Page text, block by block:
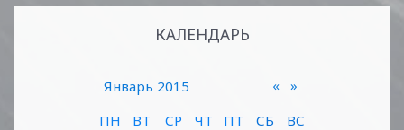
КАЛЕНДАРЬ
«
Январь 2015
»
ПН
ВТ СР ЧТ ПТ СБ ВС